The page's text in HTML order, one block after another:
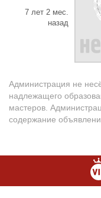
7 лет 2 мес.
назад
Администрация не
надлежащего
мастеров.
содержание